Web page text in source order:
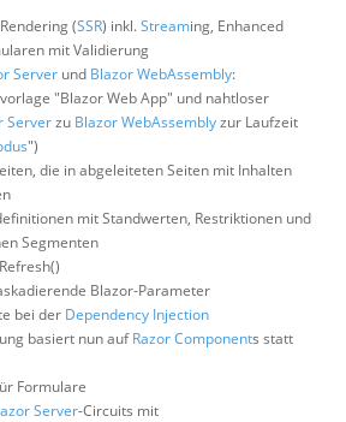
(SSR) inkl.Streaming, Enhanced
mit Validierung
Server und Blazor WebAssembly:
"Blazor Web App" und nahtloser
Serverzu Blazor WebAssemblyzur Laufzeit
")
die in abgeleiteten Seiten mit Inhalten
mit Standwerten, Restriktionen und
Segmenten
Blazor-Parameter
bei der Dependency Injection
basiert nun aufRazor Components statt
Formulare
Server-Circuits mit